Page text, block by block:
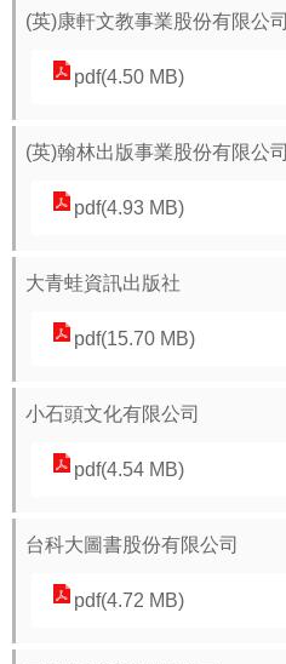
(英)康軒文教事業股份有限公司
pdf(4.50 MB)
(英)翰林出版事業股份有限公司
pdf(4.93 MB)
大青蛙資訊出版社
pdf(15.70 MB)
小石頭文化有限公司
pdf(4.54 MB)
台科大圖書股份有限公司
pdf(4.72 MB)